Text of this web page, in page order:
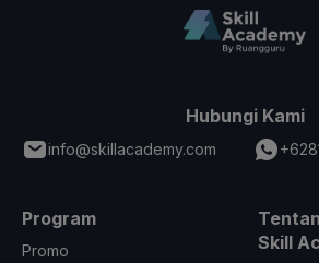
Hubungi Kami
info@skillacademy.com
Program
Promo
Skill